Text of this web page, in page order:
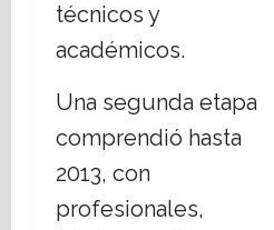
técnicos y
académicos.
Una segunda etapa
comprendió hasta
2013, con
profesionales,